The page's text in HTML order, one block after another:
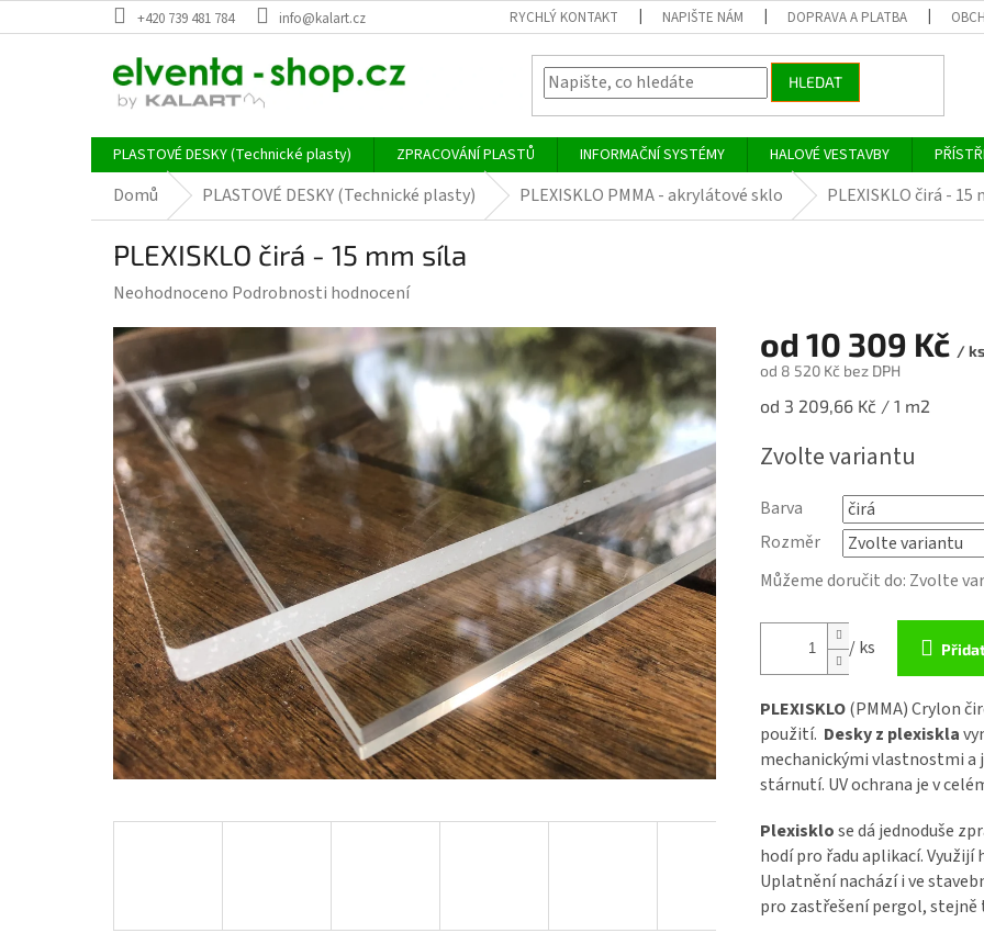
na
+420 739 481 784 info@kalart.cz RYCHLÝ KONTAKT NAPIŠTE NÁM DOPRAVA A PLATBA
HLEDAT
PLASTOVÉ DESKY (Technické plasty) ZPRACOVÁNÍ PLASTŮ INFORMAČNÍ SYSTÉMY HALOVÉ VESTAVBY
Domů PLASTOVÉ DESKY (Technické plasty) PLEXISKLO PMMA - akrylátové sklo PLEXISKLO čirá - 15
PLEXISKLO čirá - 15 mm síla
Průměrné
produktu
je
0,0
z
5
hvězdiček.
Neohodnoceno Podrobnosti hodnocení
od 10 309 Kč / ks
od 8 520 Kč bez DPH
Měrná
od 3 209,66 Kč / 1 m2
Zvolte variantu
Barva
Rozměr
Můžeme doručit do: Zvolte
/ ks
PLEXISKLO(PMMA) Crylon
použití. Desky z plexiskla
mechanickými vlastnostmi
stárnutí. UV ochrana je v
Plexisklose dá jednoduše
hodí pro řadu aplikací.
Uplatnění nachází i ve
pro zastřešení pergol,